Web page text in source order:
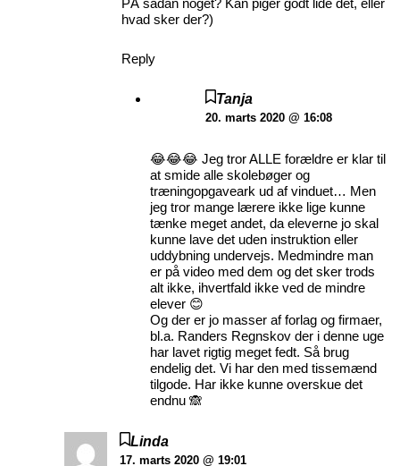
PÅ sådan noget? Kan piger godt lide det, eller
hvad sker der?)
Reply
Tanja
20. marts 2020 @ 16:08
😂😂😂 Jeg tror ALLE forældre er klar til
at smide alle skolebøger og
træningopgaveark ud af vinduet… Men
jeg tror mange lærere ikke lige kunne
tænke meget andet, da eleverne jo skal
kunne lave det uden instruktion eller
uddybning undervejs. Medmindre man
er på video med dem og det sker trods
alt ikke, ihvertfald ikke ved de mindre
elever 😊
Og der er jo masser af forlag og firmaer,
bl.a. Randers Regnskov der i denne uge
har lavet rigtig meget fedt. Så brug
endelig det. Vi har den med tissemænd
tilgode. Har ikke kunne overskue det
endnu 🙈
Linda
17. marts 2020 @ 19:01